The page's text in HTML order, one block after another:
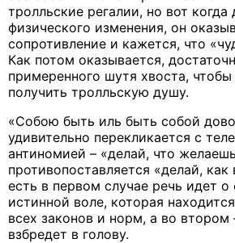
тролльские регалии, но вот когда
физического изменения, он
сопротивление и кажется, что
Как потом оказывается,
примеренного шутя хвоста,
получить тролльскую душу.
«Собою быть иль быть собой
удивительно перекликается с
антиномией – «делай, что
противопоставляется «делай, как
есть в первом случае речь идет о
истинной воле, которая
всех законов и норм, а во втором
взбредет в голову.